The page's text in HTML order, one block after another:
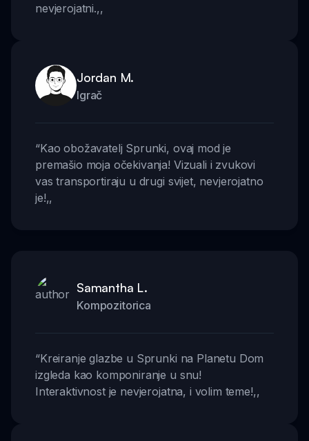
nevjerojatni.,,
Jordan M.
Igrač
“Kao obožavatelj Sprunki, ovaj mod je
premašio moja očekivanja! Vizuali i zvukovi
vas transportiraju u drugi svijet, nevjerojatno
je!,,
Samantha L.
Kompozitorica
“Kreiranje glazbe u Sprunki na Planetu Dom
izgleda kao komponiranje u snu!
Interaktivnost je nevjerojatna, i volim teme!,,